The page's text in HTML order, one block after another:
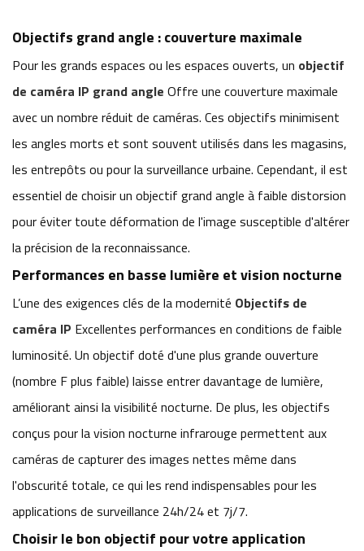
Objectifs grand angle : couverture maximale
Pour les grands espaces ou les espaces ouverts, un objectif
de caméra IP grand angle Offre une couverture maximale
avec un nombre réduit de caméras. Ces objectifs minimisent
les angles morts et sont souvent utilisés dans les magasins,
les entrepôts ou pour la surveillance urbaine. Cependant, il est
essentiel de choisir un objectif grand angle à faible distorsion
pour éviter toute déformation de l'image susceptible d'altérer
la précision de la reconnaissance.
Performances en basse lumière et vision nocturne
L’une des exigences clés de la modernité Objectifs de
caméra IP Excellentes performances en conditions de faible
luminosité. Un objectif doté d'une plus grande ouverture
(nombre F plus faible) laisse entrer davantage de lumière,
améliorant ainsi la visibilité nocturne. De plus, les objectifs
conçus pour la vision nocturne infrarouge permettent aux
caméras de capturer des images nettes même dans
l'obscurité totale, ce qui les rend indispensables pour les
applications de surveillance 24h/24 et 7j/7.
Choisir le bon objectif pour votre application